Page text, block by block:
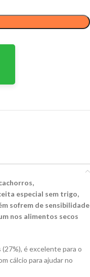
especial sem trigo,
sofrem de sensibilidade
nos alimentos secos
é excelente para o
cálcio para ajudar no